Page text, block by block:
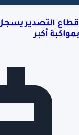
قطاع التصدير يسجل
بمواكبة أكبر